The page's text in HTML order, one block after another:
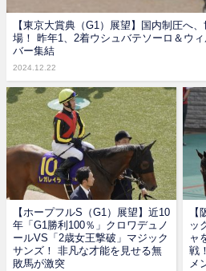
【東京大賞典（G1）展望】国内制圧へ
場！ 昨年1、2着ウシュバテソーロ＆ウ
バー集結
2024.12.22
【ホープフルS（G1）展望】近10
年「G1勝利100％」クロワデュノ
ールVS「2歳女王撃破」マジック
サンズ！ 非凡な才能を見せる無
敗馬が激突
ッ
ャ
戦
メ